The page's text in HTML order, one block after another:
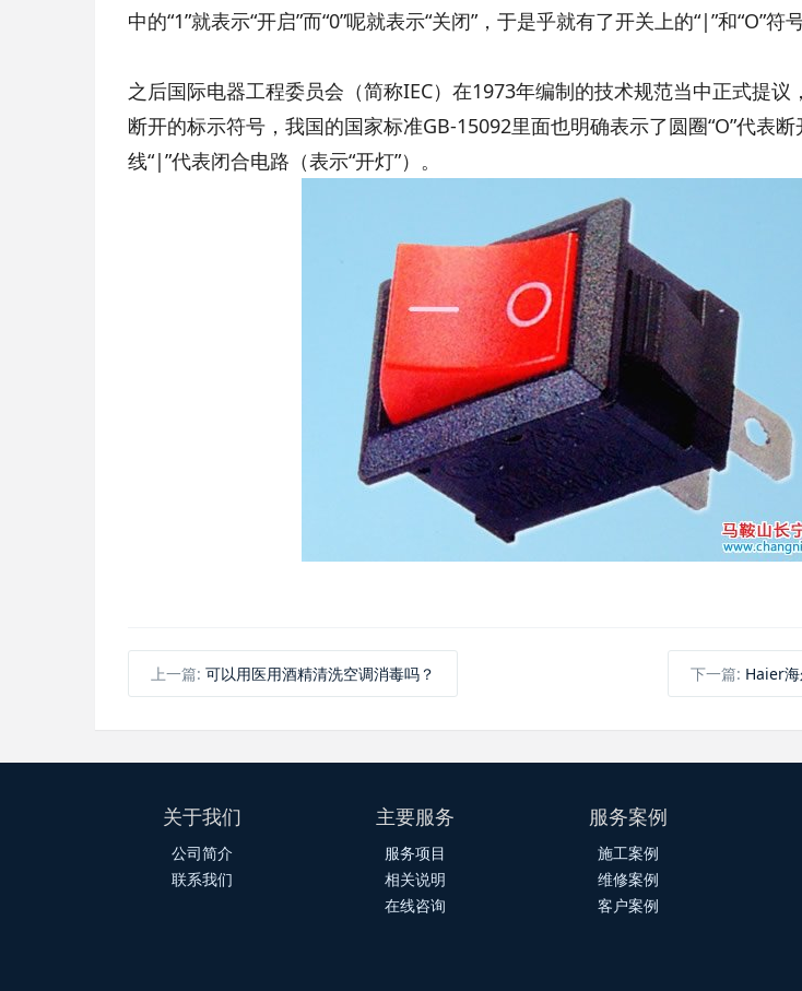
中的“1”就表示“开启”而“0”呢就表示“关闭”，于是乎就有了开关上的“|”和“O”符号
之后国际电器工程委员会（简称IEC）在1973年编制的技术规范当中正式提议
断开的标示符号，我国的国家标准GB-15092里面也明确表示了圆圈“O”代表断
线“|”代表闭合电路（表示“开灯”）。
上一篇: 可以用医用酒精清洗空调消毒吗？ 下一篇: Haier
关于我们
公司简介
联系我们
主要服务
服务项目
相关说明
在线咨询
服务案例
施工案例
维修案例
客户案例